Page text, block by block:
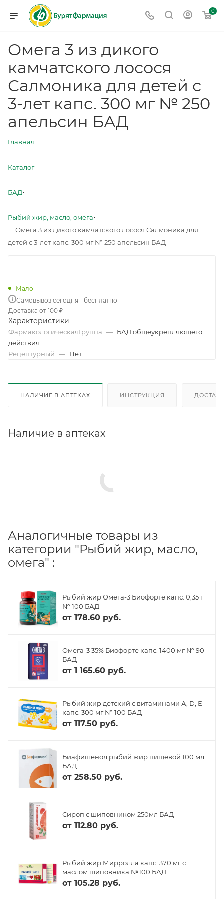
0
Омега 3 из дикого
камчатского лосося
Салмоника для детей с
3-лет капс. 300 мг № 250
апельсин БАД
Главная
—
Каталог
—
БАД
—
Рыбий жир, масло, омега
—Омега 3 из дикого камчатского лосося Салмоника для
детей с 3-лет капс. 300 мг № 250 апельсин БАД
Мало
Самовывоз сегодня - бесплатно
Доставка от 100 ₽
Характеристики
ФармакологическаяГруппа — БАД общеукрепляющего
действия
Рецептурный — Нет
НАЛИЧИЕ В АПТЕКАХ ИНСТРУКЦИЯ
Наличие в аптеках
Аналогичные товары из
категории "Рыбий жир, масло,
омега" :
Рыбий жир Омега-3 Биофорте капс. 0,35 г
№ 100 БАД
от 178.60 руб.
Омега-3 35% Биофорте капс. 1400 мг № 90
БАД
от 1 165.60 руб.
Рыбий жир детский с витаминами А, D, Е
капс. 300 мг № 100 БАД
от 117.50 руб.
Биафишенол рыбий жир пищевой 100 мл
БАД
от 258.50 руб.
Сироп с шиповником 250мл БАД
от 112.80 руб.
Рыбий жир Мирролла капс. 370 мг с
маслом шиповника №100 БАД
от 105.28 руб.